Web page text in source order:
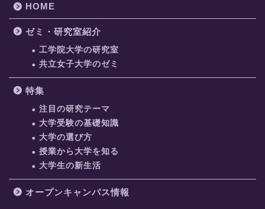
HOME
ゼミ・研究室紹介
工学院大学の研究室
共立女子大学のゼミ
特集
注目の研究テーマ
大学受験の基礎知識
大学の選び方
授業から大学を知る
大学生の新生活
オープンキャンパス情報